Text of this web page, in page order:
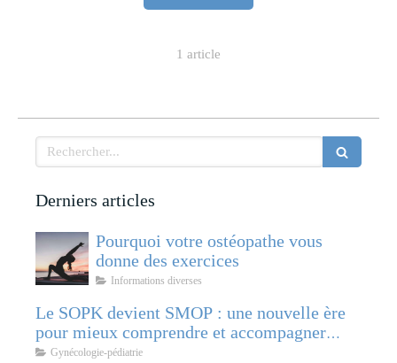
1 article
Rechercher
Derniers articles
Pourquoi votre ostéopathe vous
donne des exercices
Informations diverses
Le SOPK devient SMOP : une nouvelle ère
pour mieux comprendre et accompagner
cette pathologie féminine
Gynécologie-pédiatrie